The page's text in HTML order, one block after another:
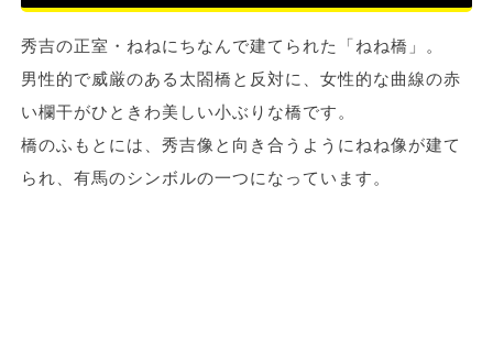
秀吉の正室・ねねにちなんで建てられた「ねね橋」。
男性的で威厳のある太閤橋と反対に、女性的な曲線の赤
い欄干がひときわ美しい小ぶりな橋です。
橋のふもとには、秀吉像と向き合うようにねね像が建て
られ、有馬のシンボルの一つになっています。